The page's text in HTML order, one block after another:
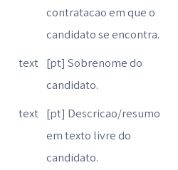
contratacao em que o
candidato se encontra.
text [pt] Sobrenome do
candidato.
text [pt] Descricao/resumo
em texto livre do
candidato.